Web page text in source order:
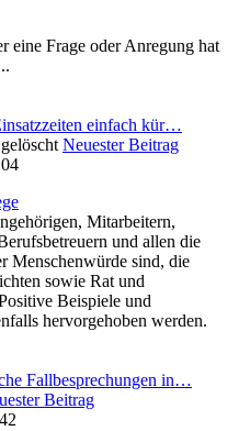
eine Frage oder Anregung hat
einfach kür…
Neuester Beitrag
Mitarbeitern,
und allen die
Menschenwürde sind, die
sowie Rat und
Beispiele und
hervorgehoben werden.
Fallbesprechungen in…
Beitrag